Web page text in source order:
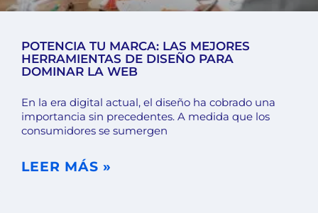
POTENCIA TU MARCA: LAS MEJORES
HERRAMIENTAS DE DISEÑO PARA
DOMINAR LA WEB
En la era digital actual, el diseño ha cobrado una
importancia sin precedentes. A medida que los
consumidores se sumergen
LEER MÁS »